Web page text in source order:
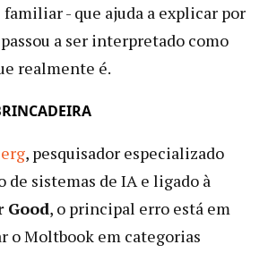
- que ajuda a explicar por
a ser interpretado como
realmente é.
, pesquisador especializado
sistemas de IA e ligado à
Good, o principal erro está em
o Moltbook em categorias